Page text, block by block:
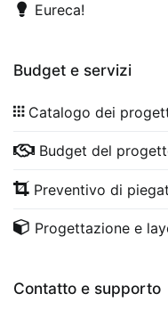
Eureca!
Budget e servizi
Catalogo dei
Budget del
Preventivo di
Progettazione e
Contatto e supporto